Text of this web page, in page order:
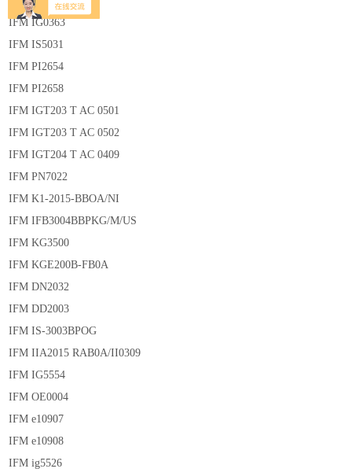
IFM IG0363
IFM IS5031
IFM PI2654
IFM PI2658
IFM IGT203 T AC 0501
IFM IGT203 T AC 0502
IFM IGT204 T AC 0409
IFM PN7022
IFM K1-2015-BBOA/NI
IFM IFB3004BBPKG/M/US
IFM KG3500
IFM KGE200B-FB0A
IFM DN2032
IFM DD2003
IFM IS-3003BPOG
IFM IIA2015 RAB0A/II0309
IFM IG5554
IFM OE0004
IFM e10907
IFM e10908
IFM ig5526